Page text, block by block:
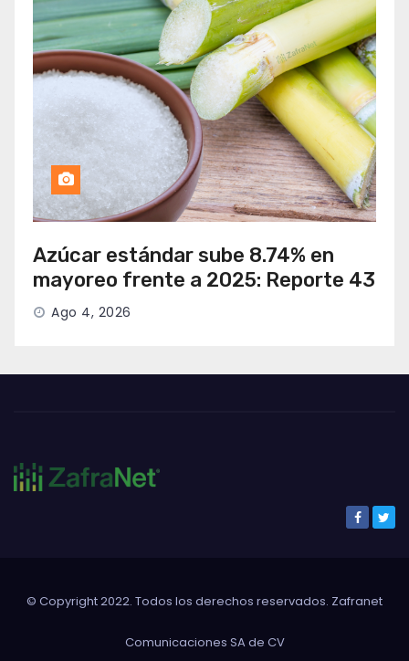
Azúcar estándar sube 8.74% en
mayoreo frente a 2025: Reporte 43
Ago 4, 2026
© Copyright 2022. Todos los derechos reservados. Zafranet
Comunicaciones SA de CV